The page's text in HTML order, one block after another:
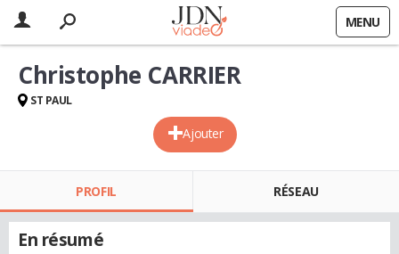
MENU
Ajouter
Christophe CARRIER
ST PAUL
PROFIL RÉSEAU
En résumé